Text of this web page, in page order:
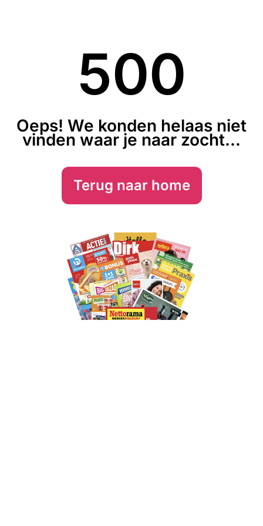
500
Oeps! We konden helaas niet
vinden waar je naar zocht...
Terug naar home